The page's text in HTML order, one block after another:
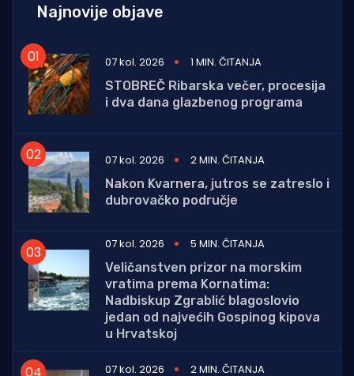
Najnovije objave
07 kol. 2026
1 MIN. ČITANJA
STOBREČ Ribarska večer, procesija
i dva dana glazbenog programa
07 kol. 2026
2 MIN. ČITANJA
Nakon Kvarnera, jutros se zatreslo i
dubrovačko područje
07 kol. 2026
5 MIN. ČITANJA
Veličanstven prizor na morskim
vratima prema Kornatima:
Nadbiskup Zgrablić blagoslovio
jedan od najvećih Gospinog kipova
u Hrvatskoj
07 kol. 2026
2 MIN. ČITANJA